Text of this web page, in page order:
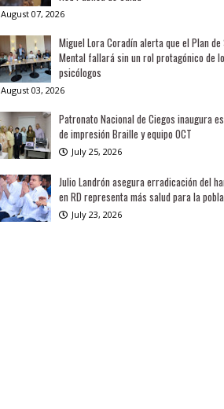
August 07, 2026
Miguel Lora Coradín alerta que el Plan de
Mental fallará sin un rol protagónico de
psicólogos
August 03, 2026
Patronato Nacional de Ciegos inaugura
de impresión Braille y equipo OCT
July 25, 2026
Julio Landrón asegura erradicación del
en RD representa más salud para la
July 23, 2026